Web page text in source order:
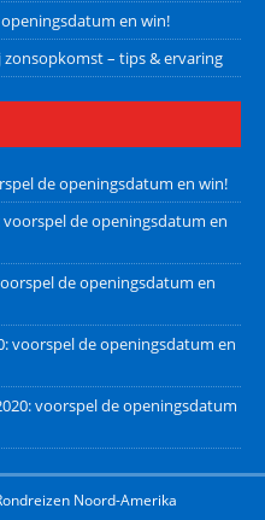
openingsdatum en win!
– tips & ervaring
de openingsdatum en win!
voorspel de openingsdatum en
de openingsdatum en
voorspel de openingsdatum en
voorspel de openingsdatum
Noord-Amerika